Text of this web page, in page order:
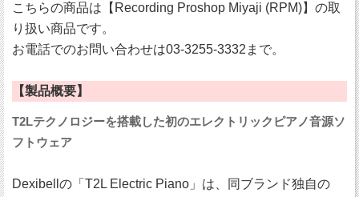
こちらの商品は【Recording Proshop Miyaji (RPM)】の取
り扱い商品です。
お電話でのお問い合わせは03-3255-3332まで。
【製品概要】
T2Lテクノロジーを搭載した初のエレクトリックピアノ音源ソ
フトウェア
Dexibellの「T2L Electric Piano」は、同ブランド独自の